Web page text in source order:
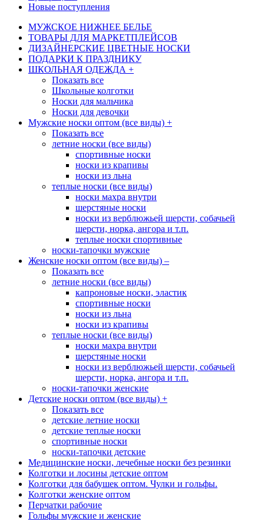
Новые поступления
МУЖСКОЕ НИЖНЕЕ БЕЛЬЕ
ТОВАРЫ ДЛЯ МАРКЕТПЛЕЙСОВ
ДИЗАЙНЕРСКИЕ ЦВЕТНЫЕ НОСКИ
ПОДАРКИ К ПРАЗДНИКУ
ШКОЛЬНАЯ ОДЕЖДА +
Показать все
Школьные колготки
Носки для мальчика
Носки для девочки
Мужские носки оптом (все виды) +
Показать все
летние носки (все виды)
спортивные носки
носки из крапивы
носки из льна
теплые носки (все виды)
носки махра внутри
шерстяные носки
носки из верблюжьей шерсти, собачьей
шерсти, норка, ангора и т.п.
теплые носки спортивные
носки-тапочки мужские
Женские носки оптом (все виды) –
Показать все
летние носки (все виды)
капроновые носки, эластик
спортивные носки
носки из льна
носки из крапивы
теплые носки (все виды)
носки махра внутри
шерстяные носки
носки из верблюжьей шерсти, собачьей
шерсти, норка, ангора и т.п.
носки-тапочки женские
Детские носки оптом (все виды) +
Показать все
детские летние носки
детские теплые носки
спортивные носки
носки-тапочки детские
Медицинские носки, лечебные носки без резинки
Колготки и лосины детские оптом
Колготки для бабушек оптом. Чулки и гольфы.
Колготки женские оптом
Перчатки рабочие
Гольфы мужские и женские